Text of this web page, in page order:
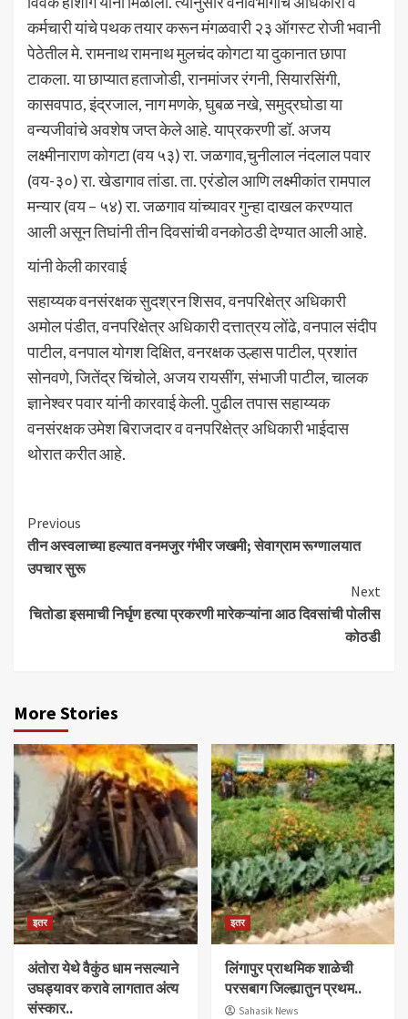
कर्मचारी यांचे पथक तयार करून मंगळवारी २३ ऑगस्ट रोजी भवानी
पेठेतील मे. रामनाथ रामनाथ मुलचंद कोगटा या दुकानात छापा
टाकला. या छाप्यात हताजोडी, रानमांजर रंगनी, सियारसिंगी,
कासवपाठ, इंद्रजाल, नाग मणके, घुबळ नखे, समुद्रघोडा या
वन्यजीवांचे अवशेष जप्त केले आहे. याप्रकरणी डॉ. अजय
लक्ष्मीनाराण कोगटा (वय ५३) रा. जळगाव,चुनीलाल नंदलाल पवार
(वय-३०) रा. खेडागाव तांडा. ता. एरंडोल आणि लक्ष्मीकांत रामपाल
मन्यार (वय – ५४) रा. जळगाव यांच्यावर गुन्हा दाखल करण्यात
आली असून तिघांनी तीन दिवसांची वनकोठडी देण्यात आली आहे.
यांनी केली कारवाई
सहाय्यक वनसंरक्षक सुदश्रन शिसव, वनपरिक्षेत्र अधिकारी
अमोल पंडीत, वनपरिक्षेत्र अधिकारी दत्तात्रय लोंढे, वनपाल संदीप
पाटील, वनपाल योगश दिक्षित, वनरक्षक उल्हास पाटील, प्रशांत
सोनवणे, जितेंद्र चिंचोले, अजय रायसींग, संभाजी पाटील, चालक
ज्ञानेश्वर पवार यांनी कारवाई केली. पुढील तपास सहाय्यक
वनसंरक्षक उमेश बिराजदार व वनपरिक्षेत्र अधिकारी भाईदास
थोरात करीत आहे.
Continue
Reading
Previous
तीन अस्वलाच्या हल्यात वनमजुर गंभीर जखमी; सेवाग्राम रूग्णालयात
उपचार सुरू
Next
चितोडा इसमाची निर्घृण हत्या प्रकरणी मारेकऱ्यांना आठ दिवसांची पोलीस
कोठडी
More Stories
इतर
अंतोरा येथे वैकुंठ धाम नसल्याने
उघड्यावर करावे लागतात अंत्य
संस्कार..
इतर
लिंगापुर प्राथमिक शाळेची
परसबाग जिल्ह्यातुन प्रथम..
Sahasik News